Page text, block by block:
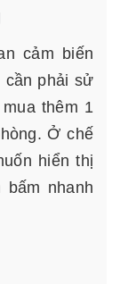
cảm biến
cần phải sử
thêm 1
Ở chế
hiển thị
nhanh